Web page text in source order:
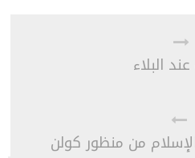
البلاء
من منظور كولن